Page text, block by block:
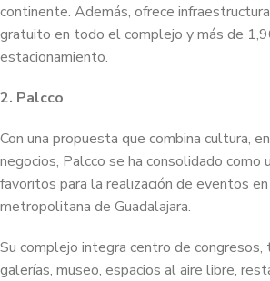
continente. Además, ofrece
gratuito en todo el complejo y más de
estacionamiento.
2. Palcco
Con una propuesta que combina cultura,
negocios, Palcco se ha consolidado como
favoritos para la realización de eventos
metropolitana de Guadalajara.
Su complejo integra centro de congresos,
galerías, museo, espacios al aire libre,